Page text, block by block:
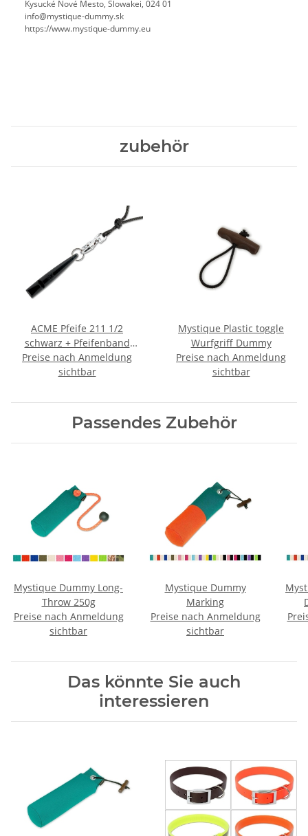
Kysucké Nové Mesto, Slowakei, 024 01
info@mystique-dummy.sk
https://www.mystique-dummy.eu
zubehör
ACME Pfeife 211 1/2
schwarz + Pfeifenband
kostenlos
Preise nach Anmeldung
sichtbar
Mystique Plastic toggle
Wurfgriff Dummy
Preise nach Anmeldung
sichtbar
Passendes Zubehör
Mystique Dummy Long-
Throw 250g
Preise nach Anmeldung
sichtbar
Mystique Dummy
Marking
Preise nach Anmeldung
sichtbar
Das könnte Sie auch
interessieren